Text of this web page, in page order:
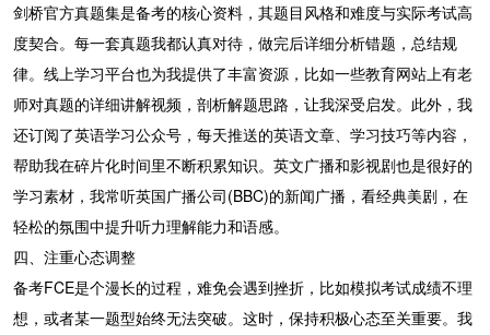
剑桥官方真题集是备考的核心资料，其题目风格和难度与实际考试高
度契合。每一套真题我都认真对待，做完后详细分析错题，总结规
律。线上学习平台也为我提供了丰富资源，比如一些教育网站上有老
师对真题的详细讲解视频，剖析解题思路，让我深受启发。此外，我
还订阅了英语学习公众号，每天推送的英语文章、学习技巧等内容，
帮助我在碎片化时间里不断积累知识。英文广播和影视剧也是很好的
学习素材，我常听英国广播公司(BBC)的新闻广播，看经典美剧，在
轻松的氛围中提升听力理解能力和语感。
四、注重心态调整
备考FCE是个漫长的过程，难免会遇到挫折，比如模拟考试成绩不理
想，或者某一题型始终无法突破。这时，保持积极心态至关重要。我